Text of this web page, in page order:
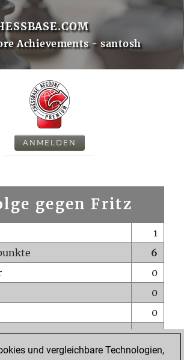
Achievements - santosh
ANMELDEN
gegen Fritz
1
6
0
0
0
0
1
und vergleichbare Technologien,